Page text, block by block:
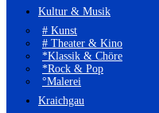
Kultur & Musik
# Kunst
# Theater & Kino
*Klassik & Chöre
*Rock & Pop
°Malerei
Kraichgau